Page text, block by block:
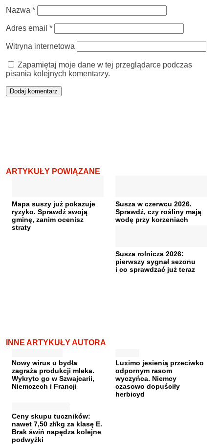
Nazwa *
Adres email *
Witryna internetowa
Zapamiętaj moje dane w tej przeglądarce podczas
pisania kolejnych komentarzy.
ARTYKUŁY POWIĄZANE
Mapa suszy już pokazuje
ryzyko. Sprawdź swoją
gminę, zanim ocenisz
straty
Susza w czerwcu 2026.
Sprawdź, czy rośliny mają
wodę przy korzeniach
Susza rolnicza 2026:
pierwszy sygnał sezonu
i co sprawdzać już teraz
INNE ARTYKUŁY AUTORA
Nowy wirus u bydła
zagraża produkcji mleka.
Wykryto go w Szwajcarii,
Niemczech i Francji
Luximo jesienią przeciwko
odpornym rasom
wyczyńca. Niemcy
czasowo dopuściły
herbicyd
Ceny skupu tuczników:
nawet 7,50 zł/kg za klasę E.
Brak świń napędza kolejne
podwyżki